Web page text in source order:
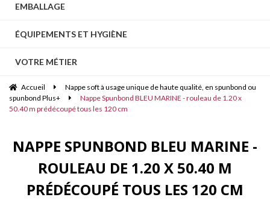
EMBALLAGE
ÉQUIPEMENTS ET HYGIÈNE
VOTRE MÉTIER
Accueil
Nappe soft à usage unique de haute qualité, en spunbond ou
spunbond Plus+
Nappe Spunbond BLEU MARINE - rouleau de 1.20 x
50.40 m prédécoupé tous les 120 cm
NAPPE SPUNBOND BLEU MARINE -
ROULEAU DE 1.20 X 50.40 M
PRÉDÉCOUPÉ TOUS LES 120 CM